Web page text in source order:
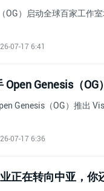
OG）启动全球百家工作
07-17 6:41
Open Genesis（
Genesis（OG）推出
07-17 6:36
正在转向中亚，你